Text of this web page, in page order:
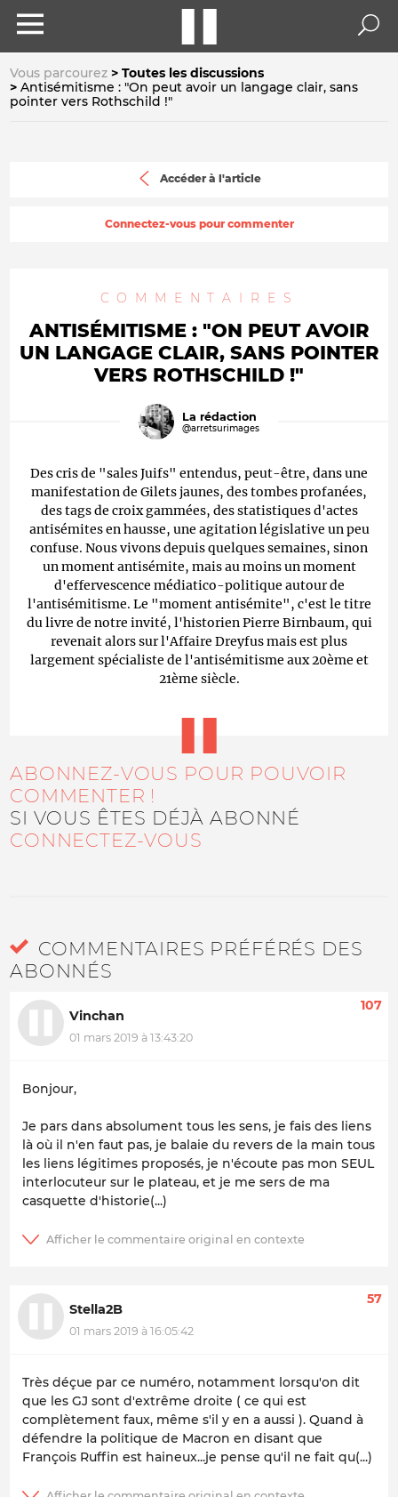
Vous parcourez
Toutes les discussions
Antisémitisme : "On peut avoir un langage clair, sans
pointer vers Rothschild !"
Accéder à l'article
Connectez-vous pour commenter
COMMENTAIRES
ANTISÉMITISME : "ON PEUT AVOIR
UN LANGAGE CLAIR, SANS POINTER
VERS ROTHSCHILD !"
La rédaction
@arretsurimages
Des cris de "sales Juifs" entendus, peut-être, dans une
manifestation de Gilets jaunes, des tombes profanées,
des tags de croix gammées, des statistiques d'actes
antisémites en hausse, une agitation législative un peu
confuse. Nous vivons depuis quelques semaines, sinon
un moment antisémite, mais au moins un moment
d'effervescence médiatico-politique autour de
l'antisémitisme. Le "moment antisémite", c'est le titre
du livre de notre invité, l'historien Pierre Birnbaum, qui
revenait alors sur l'Affaire Dreyfus mais est plus
largement spécialiste de l'antisémitisme aux 20ème et
21ème siècle.
ABONNEZ-VOUS POUR POUVOIR
COMMENTER !
SI VOUS ÊTES DÉJÀ ABONNÉ
CONNECTEZ-VOUS
COMMENTAIRES PRÉFÉRÉS DES
ABONNÉS
Vinchan
01 mars 2019 à 13:43:20
107
Bonjour,
Je pars dans absolument tous les sens, je fais des liens
là où il n'en faut pas, je balaie du revers de la main tous
les liens légitimes proposés, je n'écoute pas mon SEUL
interlocuteur sur le plateau, et je me sers de ma
casquette d'historie(...)
Stella2B
01 mars 2019 à 16:05:42
57
Très déçue par ce numéro, notamment lorsqu'on dit
que les GJ sont d'extrême droite ( ce qui est
complètement faux, même s'il y en a aussi ). Quand à
défendre la politique de Macron en disant que
François Ruffin est haineux...je pense qu'il ne fait qu(...)